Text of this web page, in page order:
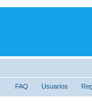
FAQ Usuarios